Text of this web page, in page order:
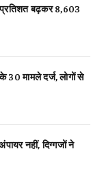
प्रतिशत बढ़कर 8,603
30 मामले दर्ज, लोगों से
नहीं, दिग्गजों ने